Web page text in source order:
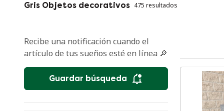
Gris Objetos decorativos 475 resultados
Recibe una notificación cuando el
artículo de tus sueños esté en línea 🔎
Guardar búsqueda